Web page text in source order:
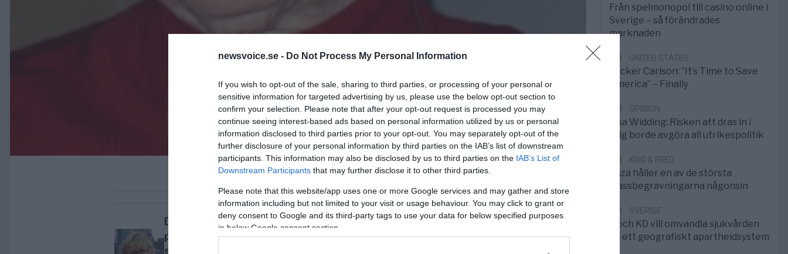
newsvoice.se - Do Not Process My Personal Information
If you wish to opt-out of the sale, sharing to third parties, or processing of your personal or
sensitive information for targeted advertising by us, please use the below opt-out section to
confirm your selection. Please note that after your opt-out request is processed you may
continue seeing interest-based ads based on personal information utilized by us or personal
information disclosed to third parties prior to your opt-out. You may separately opt-out of the
further disclosure of your personal information by third parties on the IAB’s list of downstream
participants. This information may also be disclosed by us to third parties on the IAB’s List of
Downstream Participants that may further disclose it to other third parties.
Please note that this website/app uses one or more Google services and may gather and store
information including but not limited to your visit or usage behaviour. You may click to grant or
deny consent to Google and its third-party tags to use your data for below specified purposes
in below Google consent section.
DEBATT. Den
pensionerade
sjuksköterskan Margareta
Från spelmonopol till casino online i
Sverige – så förändrades
marknaden
6/8 UNITED STATES
Tucker Carlson: ”It’s Time to Save
America” – Finally
5/8 OPINION
Elsa Widding: Risken att dras in i
krig borde avgöra all utrikespolitik
5/8 KRIG & FRED
Gaza håller en av de största
massbegravningarna någonsin
5/8 SVERIGE
S och KD vill omvandla sjukvården
till ett geografiskt apartheidsystem